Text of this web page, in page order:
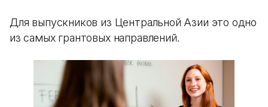
Для выпускников из Центральной Азии это одно
из самых грантовых направлений.